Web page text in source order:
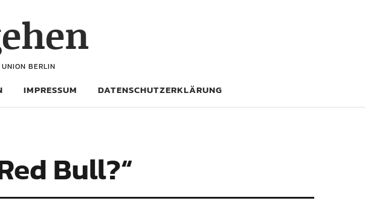
BERLIN
IMPRESSUM DATENSCHUTZERKLÄRUNG
Bull?“